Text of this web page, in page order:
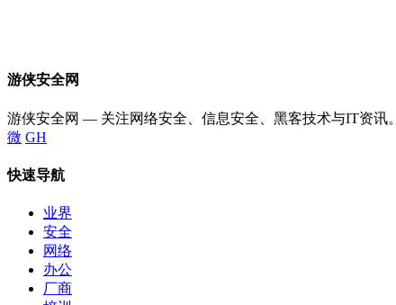
游侠安全网
游侠安全网 — 关注网络安全、信息安全、黑客技术与IT资讯。
微 GH
快速导航
业界
安全
网络
办公
厂商